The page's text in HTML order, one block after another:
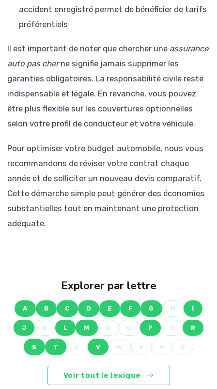
accident enregistré permet de bénéficier de tarifs
préférentiels
Il est important de noter que chercher une assurance
auto pas cherne signifie jamais supprimer les
garanties obligatoires. La responsabilité civile reste
indispensable et légale. En revanche, vous pouvez
être plus flexible sur les couvertures optionnelles
selon votre profil de conducteur et votre véhicule.
Pour optimiser votre budget automobile, nous vous
recommandons de réviser votre contrat chaque
année et de solliciter un nouveau devis comparatif.
Cette démarche simple peut générer des économies
substantielles tout en maintenant une protection
adéquate.
Explorer par lettre
A B C D E F G H I
J K L M N O P Q R
S T U V W X Y Z
Voir tout le lexique